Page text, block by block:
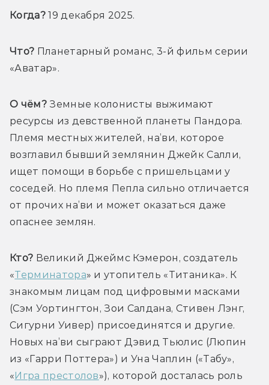
Когда? 19 декабря 2025.
Что? Планетарный романс, 3-й фильм серии
«Аватар».
О чём? Земные колонисты выжимают
ресурсы из девственной планеты Пандора.
Племя местных жителей, на’ви, которое
возглавил бывший землянин Джейк Салли,
ищет помощи в борьбе с пришельцами у
соседей. Но племя Пепла сильно отличается
от прочих на’ви и может оказаться даже
опаснее землян.
Кто? Великий Джеймс Кэмерон, создатель
«Терминатора» и утопитель «Титаника». К
знакомым лицам под цифровыми масками
(Сэм Уортингтон, Зои Салдана, Стивен Лэнг,
Сигурни Уивер) присоединятся и другие.
Новых на’ви сыграют Дэвид Тьюлис (Люпин
из «Гарри Поттера») и Уна Чаплин («Табу»,
« Игра престолов»), которой досталась роль